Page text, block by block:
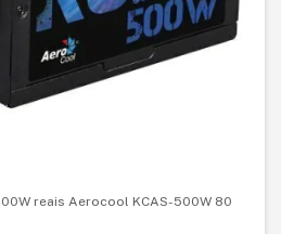
reais Aerocool KCAS-500W 80